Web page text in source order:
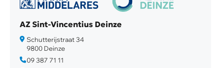
AZ Sint-Vincentius Deinze
Schutterijstraat 34
9800 Deinze
09 387 71 11